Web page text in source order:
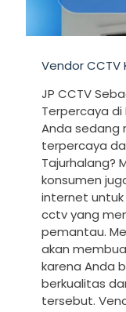
Vendor CCTV
JP CCTV
Terpercaya di
Anda sedang
terpercaya
Tajurhalang?
konsumen
internet
cctv yang
pemantau.
akan
karena Anda
berkualitas
tersebut.